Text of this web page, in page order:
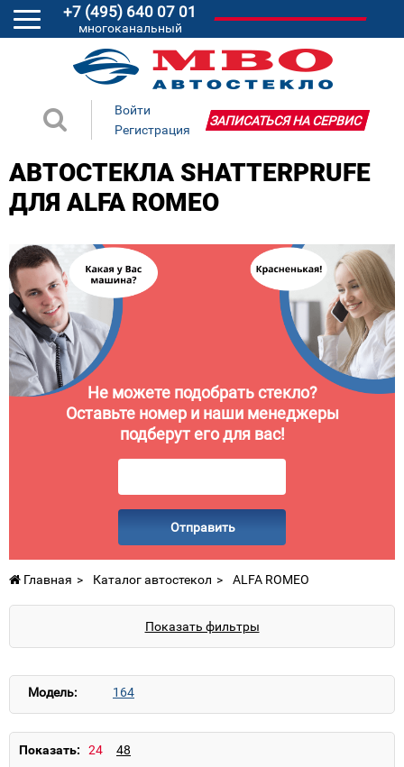
+7 (495) 640 07 01
многоканальный
Войти
Регистрация
ЗАПИСАТЬСЯ НА СЕРВИС
АВТОСТЕКЛА SHATTERPRUFE
ДЛЯ ALFA ROMEO
Не можете подобрать стекло?
Оставьте номер и наши менеджеры
подберут его для вас!
Отправить
Главная Каталог автостекол ALFA ROMEO
Показать фильтры
Модель: 164
Показать: